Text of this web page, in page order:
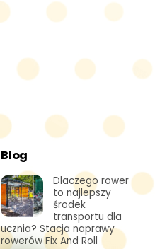
Blog
Dlaczego rower
to najlepszy
środek
transportu dla
ucznia? Stacja naprawy
rowerów Fix And Roll